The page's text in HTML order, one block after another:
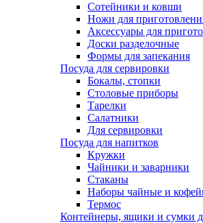
Сотейники и ковши
Ножи для
Аксессуары для
Доски разделочные
Формы для запекания
Посуда для сервировки
Бокалы, стопки
Столовые приборы
Тарелки
Салатники
Для сервировки
Посуда для напитков
Кружки
Чайники и заварники
Стаканы
Наборы чайные и
Термос
Контейнеры, ящики и сумки